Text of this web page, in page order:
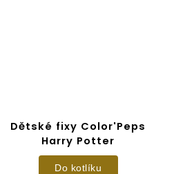
Dětské fixy Color'Peps
Harry Potter
Do kotlíku